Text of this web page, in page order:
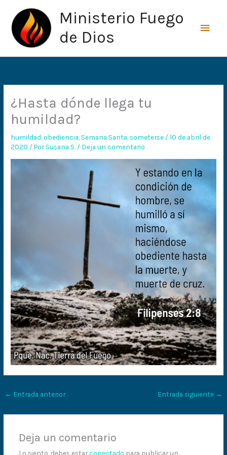
contenido
Ministerio Fuego
de Dios
¿Hasta dónde llega tu
humildad?
humildad ,obediencia Semana Santa someterse /10 de abril de
2020 / PorSusana S. / Deja un comentario
← Entrada anterior Entrada siguiente →
Deja un comentario
Lo siento, debes estarconectado para publicar un